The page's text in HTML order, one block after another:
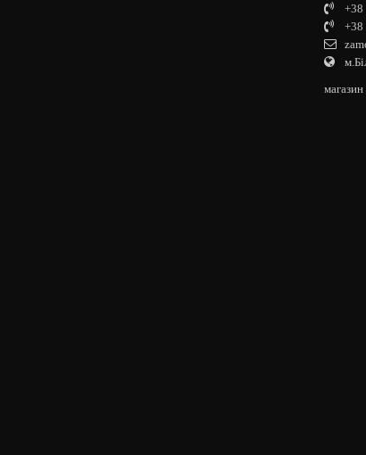
+38
+38